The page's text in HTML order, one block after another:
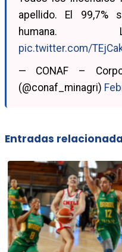
apellido. El 99,7%
humana.
pic.twitter.com/
— CONAF –
(@conaf_minagri)
Entradas